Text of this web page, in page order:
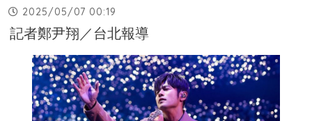
2025/05/07 00:19
記者鄭尹翔／台北報導